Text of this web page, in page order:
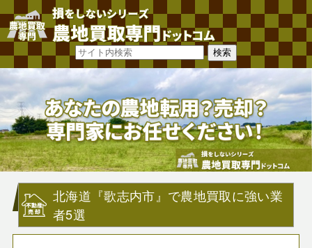
北海道『歌志内市』で農地買取に強い業
者5選